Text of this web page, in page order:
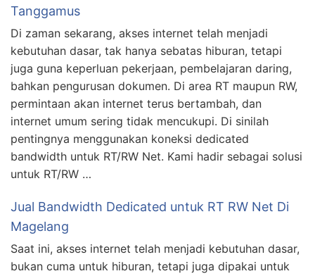
Tanggamus
Di zaman sekarang, akses internet telah menjadi
kebutuhan dasar, tak hanya sebatas hiburan, tetapi
juga guna keperluan pekerjaan, pembelajaran daring,
bahkan pengurusan dokumen. Di area RT maupun RW,
permintaan akan internet terus bertambah, dan
internet umum sering tidak mencukupi. Di sinilah
pentingnya menggunakan koneksi dedicated
bandwidth untuk RT/RW Net. Kami hadir sebagai solusi
untuk RT/RW …
Jual Bandwidth Dedicated untuk RT RW Net Di
Magelang
Saat ini, akses internet telah menjadi kebutuhan dasar,
bukan cuma untuk hiburan, tetapi juga dipakai untuk